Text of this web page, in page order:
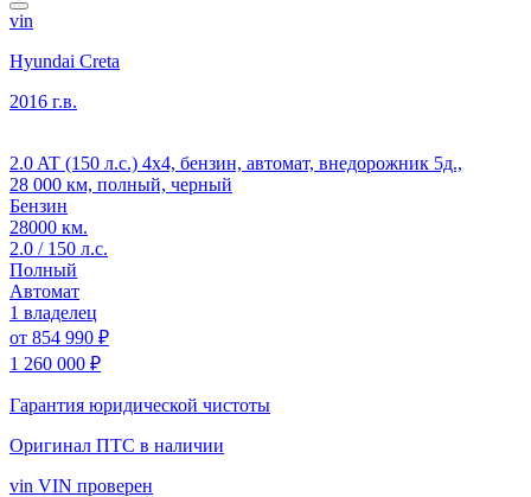
vin
Hyundai Creta
2016 г.в.
2.0 AT (150 л.с.) 4x4, бензин, автомат, внедорожник 5д.,
28 000 км, полный, черный
Бензин
28000 км.
2.0 / 150 л.с.
Полный
Автомат
1 владелец
от 854 990 ₽
1 260 000 ₽
Гарантия юридической чистоты
Оригинал ПТС в наличии
vin VIN проверен